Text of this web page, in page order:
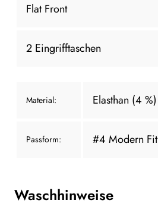
Flat Front
2 Eingrifftaschen
Material: Elasthan (4 %)
Passform: #4 Modern Fit
Waschhinweise